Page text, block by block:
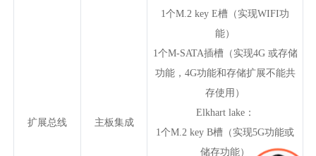
扩展总线 主板集成
1个M.2 key E槽（实现WIFI功
能）
1个M-SATA插槽（实现4G 或存储
功能，4G功能和存储扩展不能共
存使用）
Elkhart lake：
1个M.2 key B槽（实现5G功能或
储存功能）